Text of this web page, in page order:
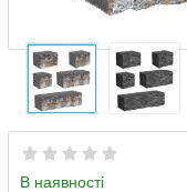
В наявності